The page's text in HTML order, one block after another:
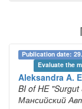
Publication date:
Evaluate the
Aleksandra A.
BI of HE
Мансийский